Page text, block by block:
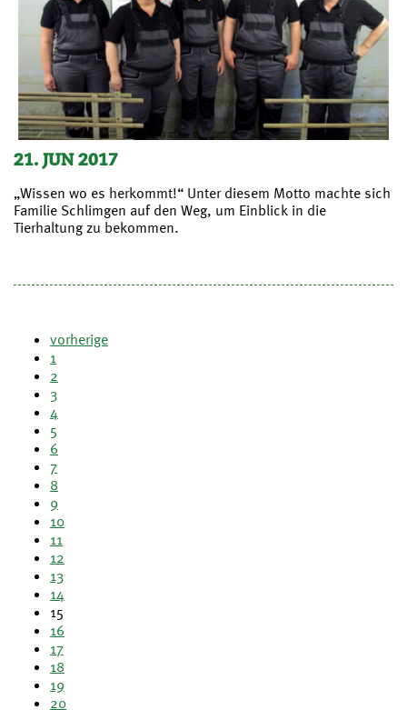
21. JUN 2017
„Wissen wo es herkommt!“ Unter diesem Motto machte sich
Familie Schlimgen auf den Weg, um Einblick in die
Tierhaltung zu bekommen.
vorherige
1
2
3
4
5
6
7
8
9
10
11
12
13
14
15
16
17
18
19
20